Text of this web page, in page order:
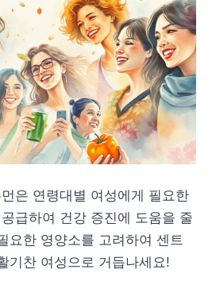
은 연령대별 여성에게 필요한
급하여 건강 증진에 도움을 줄
요한 영양소를 고려하여 센트
기찬 여성으로 거듭나세요!